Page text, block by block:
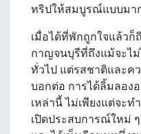
ทริปให้สมบูรณ์แบบมา
เมื่อได้ที่พักถูกใจแล้วก็
กาญจนบุรีที่ถึงแม้จะไ
ทั่วไป แต่รสชาติและค
บอกต่อ การได้ลิ้มลอง
เหล่านี้ ไม่เพียงแต่จะท
เปิดประสบการณ์ใหม่